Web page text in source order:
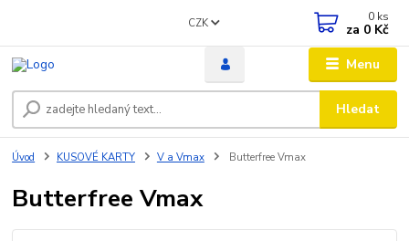
Menu
CZK
Hledat
0 ks
za 0 Kč
Úvod KUSOVÉ KARTY V a Vmax Butterfree Vmax
Butterfree Vmax